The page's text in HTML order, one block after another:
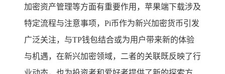
加密资产管理等方面有重要作用，苹果端下载涉及
特定流程与注意事项，Pi币作为新兴加密货币引发
广泛关注，与TP钱包结合或为用户带来新的体验
与机遇，在新兴加密领域，二者的关联既反映了行